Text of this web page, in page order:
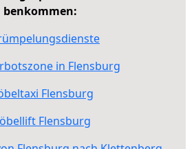
benkommen:
in Flensburg
Flensburg
Flensburg